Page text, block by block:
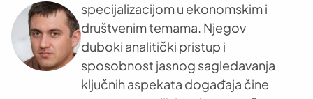
specijalizacijom u ekonomskim i
društvenim temama. Njegov
duboki analitički pristup i
sposobnost jasnog sagledavanja
ključnih aspekata događaja čine